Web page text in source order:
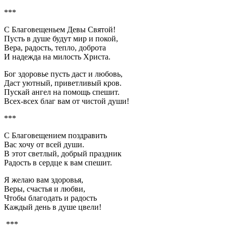
***
С Благовещеньем Девы Святой!
Пусть в душе будут мир и покой,
Вера, радость, тепло, доброта
И надежда на милость Христа.
Бог здоровье пусть даст и любовь,
Даст уютный, приветливый кров.
Пускай ангел на помощь спешит.
Всех-всех благ вам от чистой души!
***
С Благовещением поздравить
Вас хочу от всей души.
В этот светлый, добрый праздник
Радость в сердце к вам спешит.
Я желаю вам здоровья,
Веры, счастья и любви,
Чтобы благодать и радость
Каждый день в душе цвели!
***